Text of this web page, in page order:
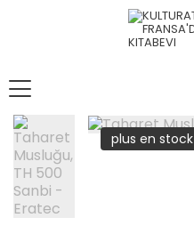
plus en stock